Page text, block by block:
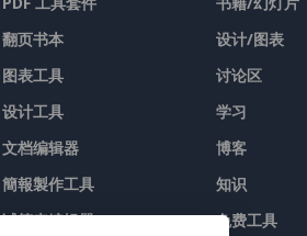
翻页书本
图表工具
设计工具
文档编辑器
簡報製作工具
试算表编辑器
设计/图表
讨论区
学习
博客
知识
免费工具